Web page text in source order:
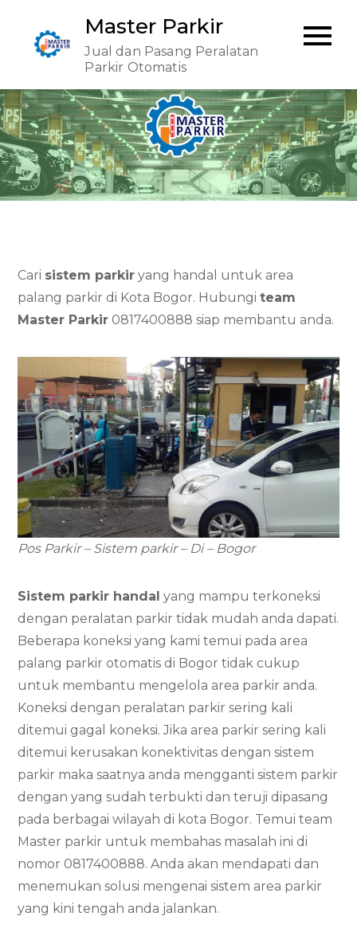
content
Master Parkir
Jual dan Pasang Peralatan
Parkir Otomatis
Cari sistem parkir yang handal untuk area
palang parkir di Kota Bogor. Hubungiteam
Master Parkir 0817400888 siap membantu anda.
Pos Parkir – Sistem parkir – Di – Bogor
Sistem parkir handal yang mampu terkoneksi
dengan peralatan parkir tidak mudah anda dapati.
Beberapa koneksi yang kami temui pada area
palang parkir otomatis di Bogor tidak cukup
untuk membantu mengelola area parkir anda.
Koneksi dengan peralatan parkir sering kali
ditemui gagal koneksi. Jika area parkir sering kali
ditemui kerusakan konektivitas dengan sistem
parkir maka saatnya anda mengganti sistem parkir
dengan yang sudah terbukti dan teruji dipasang
pada berbagai wilayah di kota Bogor. Temui team
Master parkir untuk membahas masalah ini di
nomor 0817400888. Anda akan mendapati dan
menemukan solusi mengenai sistem area parkir
yang kini tengah anda jalankan.